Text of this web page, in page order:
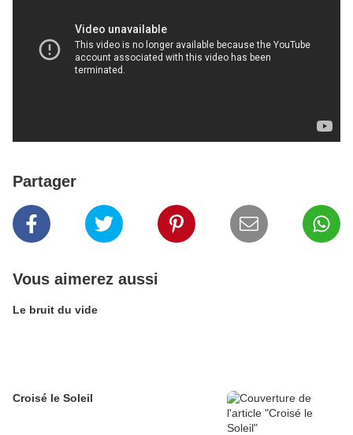
Partager
Vous aimerez aussi
Le bruit du vide
Croisé le Soleil